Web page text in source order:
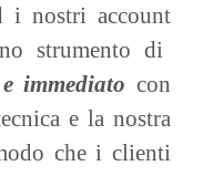
nostri account
strumento di
immediato con
e la nostra
che i clienti